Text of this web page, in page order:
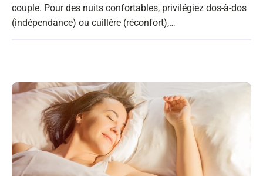
couple. Pour des nuits confortables, privilégiez dos‑à‑dos
(indépendance) ou cuillère (réconfort),…